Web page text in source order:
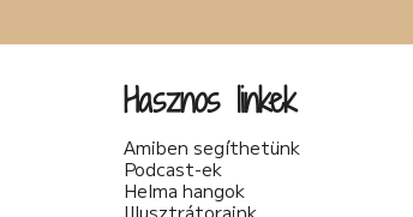
Hasznos linkek
Amiben segíthetünk
Podcast-ek
Helma hangok
Illusztrátoraink